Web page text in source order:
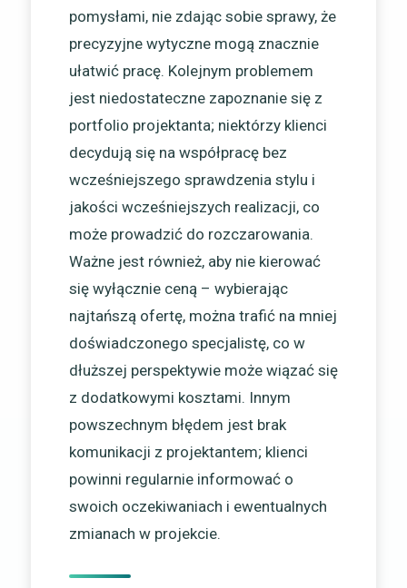
pomysłami, nie zdając sobie sprawy, że
precyzyjne wytyczne mogą znacznie
ułatwić pracę. Kolejnym problemem
jest niedostateczne zapoznanie się z
portfolio projektanta; niektórzy klienci
decydują się na współpracę bez
wcześniejszego sprawdzenia stylu i
jakości wcześniejszych realizacji, co
może prowadzić do rozczarowania.
Ważne jest również, aby nie kierować
się wyłącznie ceną – wybierając
najtańszą ofertę, można trafić na mniej
doświadczonego specjalistę, co w
dłuższej perspektywie może wiązać się
z dodatkowymi kosztami. Innym
powszechnym błędem jest brak
komunikacji z projektantem; klienci
powinni regularnie informować o
swoich oczekiwaniach i ewentualnych
zmianach w projekcie.